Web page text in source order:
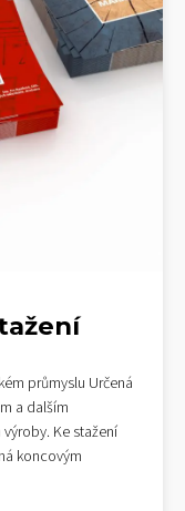
průmyslu Určená
a dalším
Ke stažení
koncovým